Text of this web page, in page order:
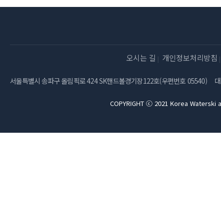
오시는 길 개인정보처리방침
서울특별시 송파구 올림픽로 424 SK핸드볼경기장122호(우편번호 05540)
COPYRIGHT ⓒ 2021 Korea Waterski